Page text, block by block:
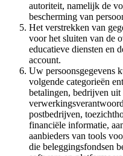
autoriteit, namelijk de
bescherming van
Het verstrekken van
voor het sluiten van de
educatieve diensten en
account.
Uw persoonsgegevens
volgende categorieën
betalingen, bedrijven
postbedrijven,
financiële informatie,
aanbieders van tools
die beleggingsfondsen